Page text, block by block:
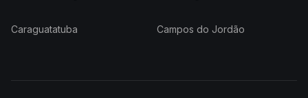
Caraguatatuba Campos do Jordão